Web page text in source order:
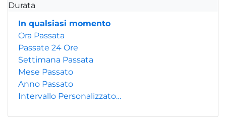
Durata
In qualsiasi momento
Ora Passata
Passate 24 Ore
Settimana Passata
Mese Passato
Anno Passato
Intervallo Personalizzato…